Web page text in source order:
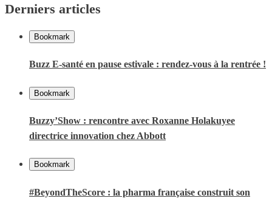
Derniers articles
Bookmark
Buzz E-santé en pause estivale : rendez-vous à la rentrée !
Bookmark
Buzzy’Show : rencontre avec Roxanne Holakuyee
directrice innovation chez Abbott
Bookmark
#BeyondTheScore : la pharma française construit son